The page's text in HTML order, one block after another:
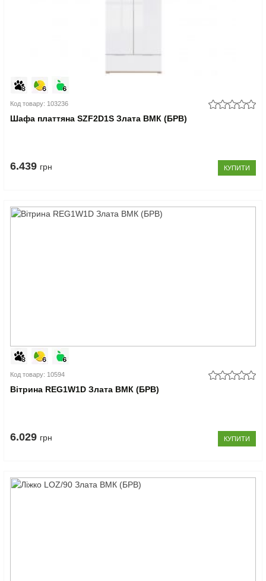
Код товару: 103236
Шафа платтяна SZF2D1S Злата ВМК (БРВ)
6.439 грн КУПИТИ
Код товару: 10594
Вітрина REG1W1D Злата ВМК (БРВ)
6.029 грн КУПИТИ